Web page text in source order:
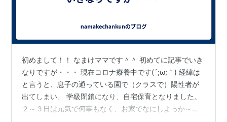
初めまして！！ なまけママです＾＾ 初めてに記事でいき
なりですが・・・ 現在コロナ療養中です(´;ω;｀) 経緯は
と言うと、息子の通っている園で（クラスで）陽性者が
出てしまい、 学級閉鎖になり、自宅保育となりました。
２～３日は元気で何事もなく、お家でなにしよっか～な